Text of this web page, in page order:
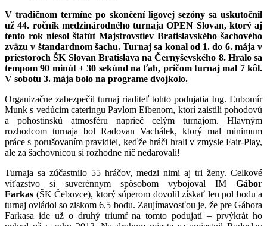
V tradičnom termíne po skončení ligovej sezóny sa uskutočnil
už 44. ročník medzinárodného turnaja OPEN Slovan, ktorý aj
tento rok niesol štatút Majstrovstiev Bratislavského šachového
zväzu v štandardnom šachu. Turnaj sa konal od 1. do 6. mája v
priestoroch ŠK Slovan Bratislava na Černyševského 8. Hralo sa
tempom 90 minút + 30 sekúnd na ťah, pričom turnaj mal 7 kôl.
V sobotu 3. mája bolo na programe dvojkolo.
Organizačne zabezpečil turnaj riaditeľ tohto podujatia Ing. Ľubomír
Munk s vedúcim cateringu Pavlom Eibenom, ktorí zaistili pohodovú
a pohostinskú atmosféru naprieč celým turnajom. Hlavným
rozhodcom turnaja bol Radovan Vachálek, ktorý mal minimum
práce s porušovaním pravidiel, keďže hráči hrali v zmysle Fair-Play,
ale za šachovnicou si rozhodne nič nedarovali!
Turnaja sa zúčastnilo 55 hráčov, medzi nimi aj tri ženy. Celkové
víťazstvo si suverénnym spôsobom vybojoval IM Gábor
Farkas (ŠK Čebovce), ktorý súperom dovolil získať len pol bodu a
turnaj ovládol so ziskom 6,5 bodu. Zaujímavosťou je, že pre Gábora
Farkasa ide už o druhý triumf na tomto podujatí – prvýkrát ho